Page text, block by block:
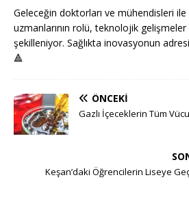
Geleceğin doktorları ve mühendisleri ile
uzmanlarının rolü, teknolojik
şekilleniyor. Sağlıkta inovasyonun
🔺
ÖNCEKI
Gazlı İçeceklerin Tüm
Keşan’daki Öğrencilerin Liseye